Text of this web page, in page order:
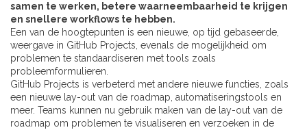
samen te werken, betere waarneembaarheid te krijgen
en snellere workflows te hebben.
Een van de hoogtepunten is een nieuwe, op tijd gebaseerde,
weergave in GitHub Projects, evenals de mogelijkheid om
problemen te standaardiseren met tools zoals
probleemformulieren.
GitHub Projects is verbeterd met andere nieuwe functies, zoals
een nieuwe lay-out van de roadmap, automatiseringstools en
meer. Teams kunnen nu gebruik maken van de lay-out van de
roadmap om problemen te visualiseren en verzoeken in de